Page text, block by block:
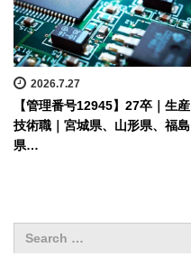
2026.7.27
【管理番号12945】27卒｜生産
技術職｜宮城県、山形県、福島
県…